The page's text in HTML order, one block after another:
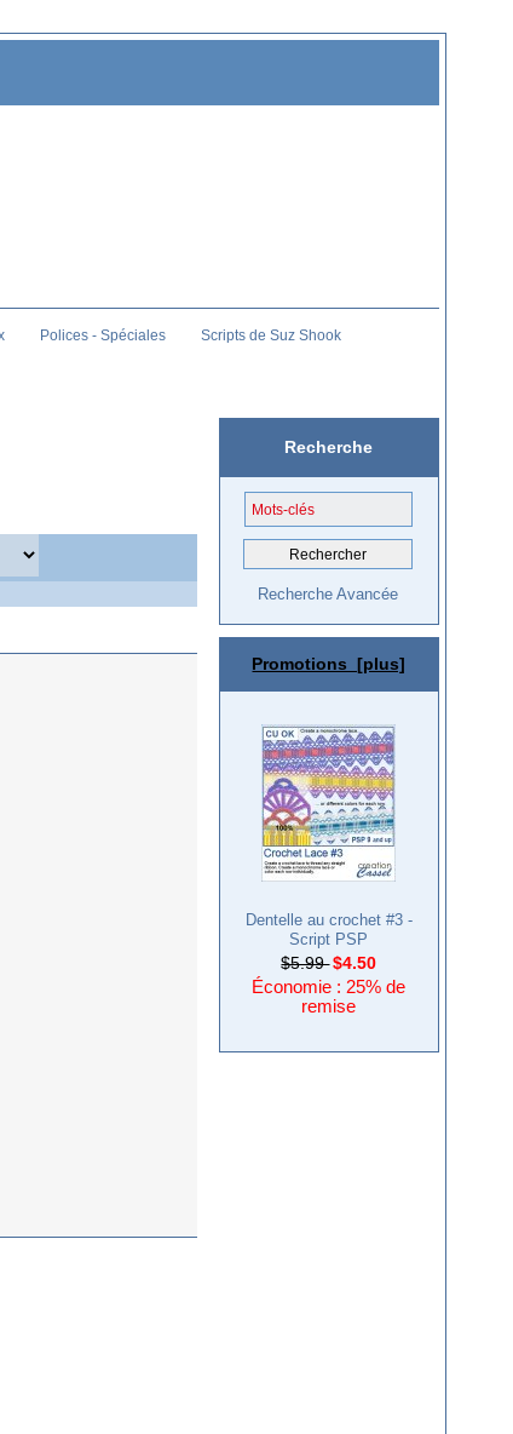
Polices - Spéciales Scripts de Suz Shook
Recherche
Recherche Avancée
Promotions [plus]
Dentelle au crochet #3 -
Script PSP
$5.99$4.50
Économie : 25% de
remise